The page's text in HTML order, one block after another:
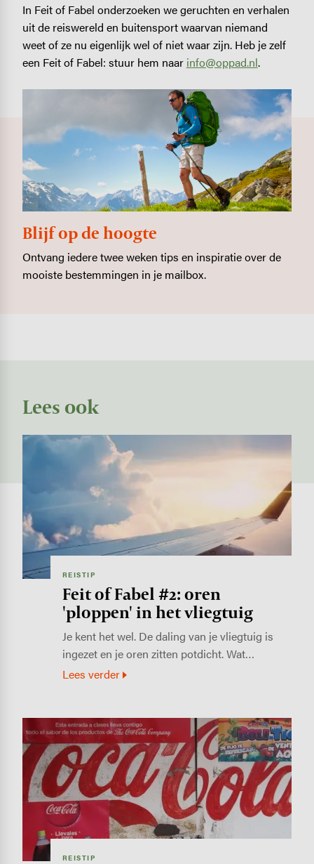
In Feit of Fabel onderzoeken we geruchten en verhalen
uit de reiswereld en buitensport waarvan niemand
weet of ze nu eigenlijk wel of niet waar zijn. Heb je zelf
een Feit of Fabel: stuur hem naar info@oppad.nl.
Blijf op de hoogte
Ontvang iedere twee weken tips en inspiratie over de
mooiste bestemmingen in je mailbox.
Lees ook
Image
REISTIP
Feit of Fabel #2: oren
'ploppen' in het vliegtuig
Je kent het wel. De daling van je vliegtuig is
ingezet en je oren zitten potdicht. Wat…
Lees verder
Image
REISTIP